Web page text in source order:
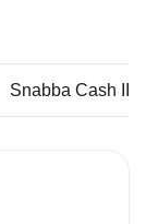
Snabba Cash II